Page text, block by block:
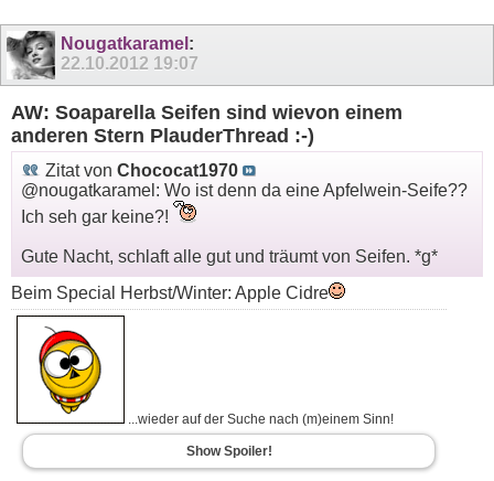
Nougatkaramel :
22.10.2012 19:07
AW: Soaparella Seifen sind wievon einem
anderen Stern PlauderThread :-)
Zitat von Chococat1970
@nougatkaramel: Wo ist denn da eine Apfelwein-Seife??
Ich seh gar keine?!
Gute Nacht, schlaft alle gut und träumt von Seifen. *g*
Beim Special Herbst/Winter: Apple Cidre
...wieder auf der Suche nach (m)einem Sinn!
Show Spoiler!